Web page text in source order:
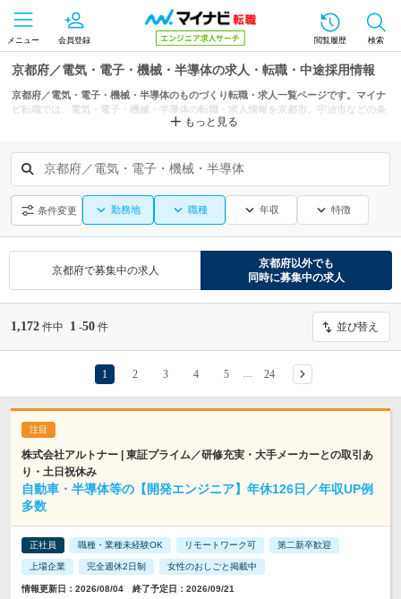
メニュー 会員登録 閲覧履歴 検索
京都府／電気・電子・機械・半導体の求人・転職・中途採用情報
京都府／電気・電子・機械・半導体のものづくり転職・求人一覧ページです。マイナ
ビ転職では、電気・電子・機械・半導体の転職・求人情報を京都市、宇治市などの条
もっと見る
京都府／電気・電子・機械・半導体
条件変更 勤務地 職種 年収 特徴
京都府で募集中の求人
京都府以外でも
同時に募集中の求人
1,172 件中 1 -50 件 並び替え
1 2 3 4 5 24
株式会社アルトナー | 東証プライム／研修充実・大手メーカーとの取引あ
り・土日祝休み
自動車・半導体等の【開発エンジニア】年休126日／年収UP例
多数
正社員 職種・業種未経験OK リモートワーク可 第二新卒歓迎
上場企業 完全週休2日制 女性のおしごと掲載中
情報更新日：2026/08/04 終了予定日：2026/09/21